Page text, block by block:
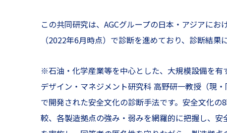
この共同研究は、AGCグループの日本・アジアに
（2022年6月時点）で診断を進めており、診断結果
※石油・化学産業等を中心とした、大規模設備を
デザイン・マネジメント研究科 高野研一教授（現
で開発された安全文化の診断手法です。安全文化
較、各製造拠点の強み・弱みを網羅的に把握し、